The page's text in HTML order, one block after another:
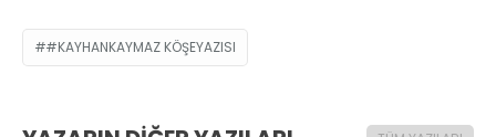
#KAYHANKAYMAZ KÖŞEYAZISI